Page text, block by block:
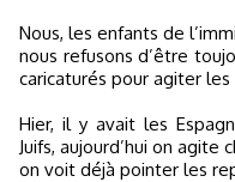
Nous, les enfants de
nous refusons d’être
caricaturés pour agiter
Hier, il y avait les
Juifs, aujourd’hui on agite
on voit déjà pointer les